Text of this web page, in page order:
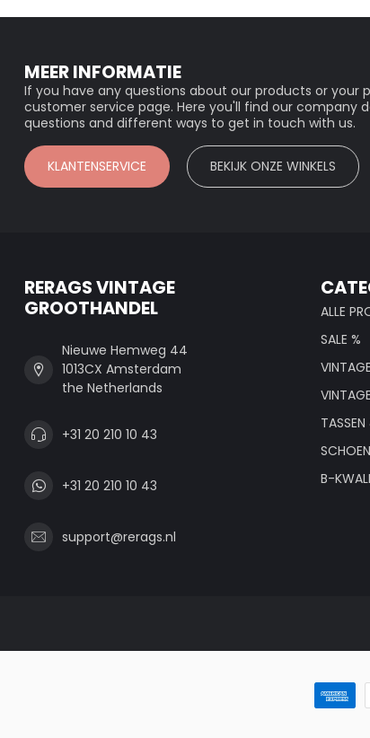
MEER INFORMATIE
If you have any questions about our products or your
customer service page. Here you'll find our company
questions and different ways to get in touch with us.
KLANTENSERVICE BEKIJK ONZE WINKELS
RERAGS VINTAGE
GROOTHANDEL
Nieuwe Hemweg 44
1013CX Amsterdam
the Netherlands
+31 20 210 10 43
+31 20 210 10 43
support@rerags.nl
ALLE
SALE %
B-